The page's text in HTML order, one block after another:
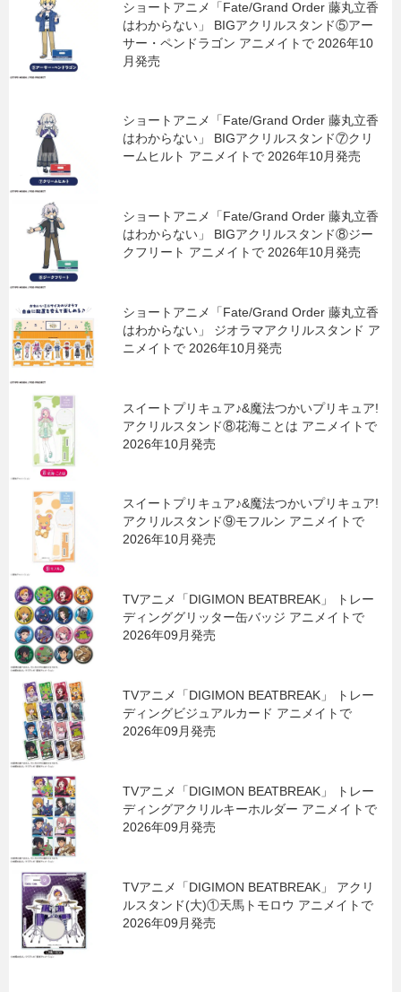
ショートアニメ「Fate/Grand Order 藤丸立香
はわからない」 BIGアクリルスタンド⑤アー
サー・ペンドラゴン アニメイトで 2026年10
月発売
ショートアニメ「Fate/Grand Order 藤丸立香
はわからない」 BIGアクリルスタンド⑦クリ
ームヒルト アニメイトで 2026年10月発売
ショートアニメ「Fate/Grand Order 藤丸立香
はわからない」 BIGアクリルスタンド⑧ジー
クフリート アニメイトで 2026年10月発売
ショートアニメ「Fate/Grand Order 藤丸立香
はわからない」 ジオラマアクリルスタンド ア
ニメイトで 2026年10月発売
スイートプリキュア♪&魔法つかいプリキュア!
アクリルスタンド⑧花海ことは アニメイトで
2026年10月発売
スイートプリキュア♪&魔法つかいプリキュア!
アクリルスタンド⑨モフルン アニメイトで
2026年10月発売
TVアニメ「DIGIMON BEATBREAK」 トレー
ディンググリッター缶バッジ アニメイトで
2026年09月発売
TVアニメ「DIGIMON BEATBREAK」 トレー
ディングビジュアルカード アニメイトで
2026年09月発売
TVアニメ「DIGIMON BEATBREAK」 トレー
ディングアクリルキーホルダー アニメイトで
2026年09月発売
TVアニメ「DIGIMON BEATBREAK」 アクリ
ルスタンド(大)①天馬トモロウ アニメイトで
2026年09月発売